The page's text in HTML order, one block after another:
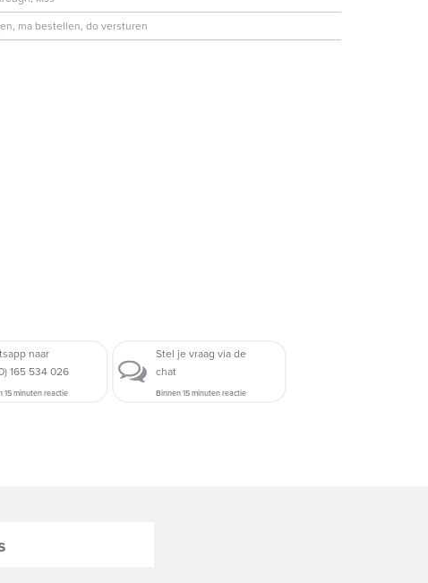
ma bestellen, do versturen
naar
165 534 026
15 minuten reactie
Stel je vraag via de
chat
Binnen 15 minuten reactie